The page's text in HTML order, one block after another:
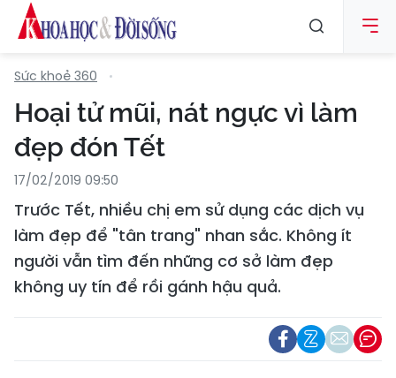
Sức khoẻ 360
Hoại tử mũi, nát ngực vì làm
đẹp đón Tết
17/02/2019 09:50
Trước Tết, nhiều chị em sử dụng các dịch vụ
làm đẹp để "tân trang" nhan sắc. Không ít
người vẫn tìm đến những cơ sở làm đẹp
không uy tín để rồi gánh hậu quả.